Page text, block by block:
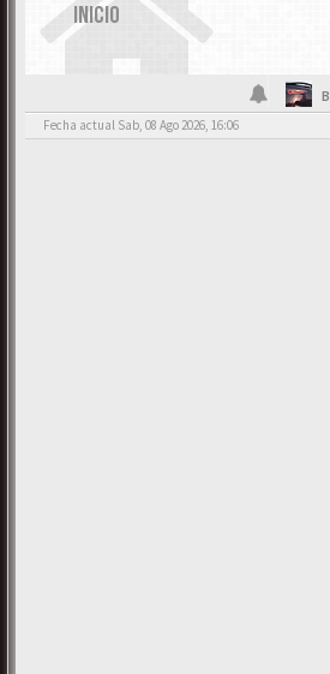
INICIO
Fecha actual Sab, 08 Ago 2026, 16:06